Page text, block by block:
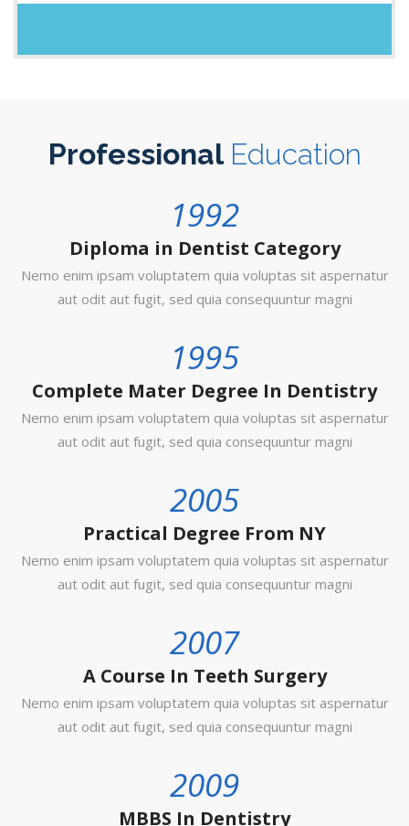
Professional Education
1992
Diploma in Dentist Category
Nemo enim ipsam voluptatem quia voluptas sit aspernatur
aut odit aut fugit, sed quia consequuntur magni
1995
Complete Mater Degree In Dentistry
Nemo enim ipsam voluptatem quia voluptas sit aspernatur
aut odit aut fugit, sed quia consequuntur magni
2005
Practical Degree From NY
Nemo enim ipsam voluptatem quia voluptas sit aspernatur
aut odit aut fugit, sed quia consequuntur magni
2007
A Course In Teeth Surgery
Nemo enim ipsam voluptatem quia voluptas sit aspernatur
aut odit aut fugit, sed quia consequuntur magni
2009
MBBS In Dentistry